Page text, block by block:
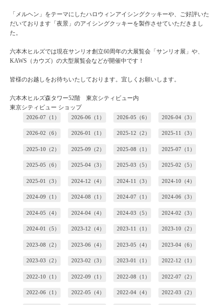
「メルヘン」をテーマにしたハロウィンアイシングクッキーや、ご好評いた
だいております「夜景」のアイシングクッキーを製作させていただきまし
た。
六本木ヒルズでは現在サンリオ創立60周年の大展覧会「サンリオ展」や、
KAWS（カウズ）の大型展覧会などが開催中です！
皆様のお越しをお待ちいたしております。宜しくお願いします。
六本木ヒルズ森タワー52階 東京シティビュー内
東京シティビュー ショップ
2026-07（1） 2026-06（1） 2026-05（6） 2026-04（3）
2026-02（6） 2026-01（1） 2025-12（2） 2025-11（3）
2025-10（2） 2025-09（2） 2025-08（1） 2025-07（1）
2025-05（6） 2025-04（3） 2025-03（5） 2025-02（5）
2025-01（3） 2024-12（4） 2024-11（3） 2024-10（4）
2024-09（1） 2024-08（1） 2024-07（1） 2024-06（3）
2024-05（4） 2024-04（4） 2024-03（5） 2024-02（3）
2024-01（5） 2023-12（4） 2023-11（1） 2023-10（2）
2023-08（2） 2023-06（4） 2023-05（4） 2023-04（6）
2023-03（2） 2023-02（3） 2023-01（1） 2022-12（1）
2022-10（1） 2022-09（1） 2022-08（1） 2022-07（2）
2022-06（1） 2022-05（4） 2022-04（4） 2022-03（2）